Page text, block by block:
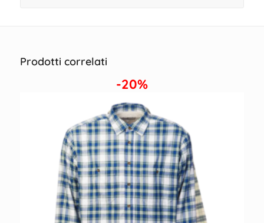
Prodotti correlati
-20%